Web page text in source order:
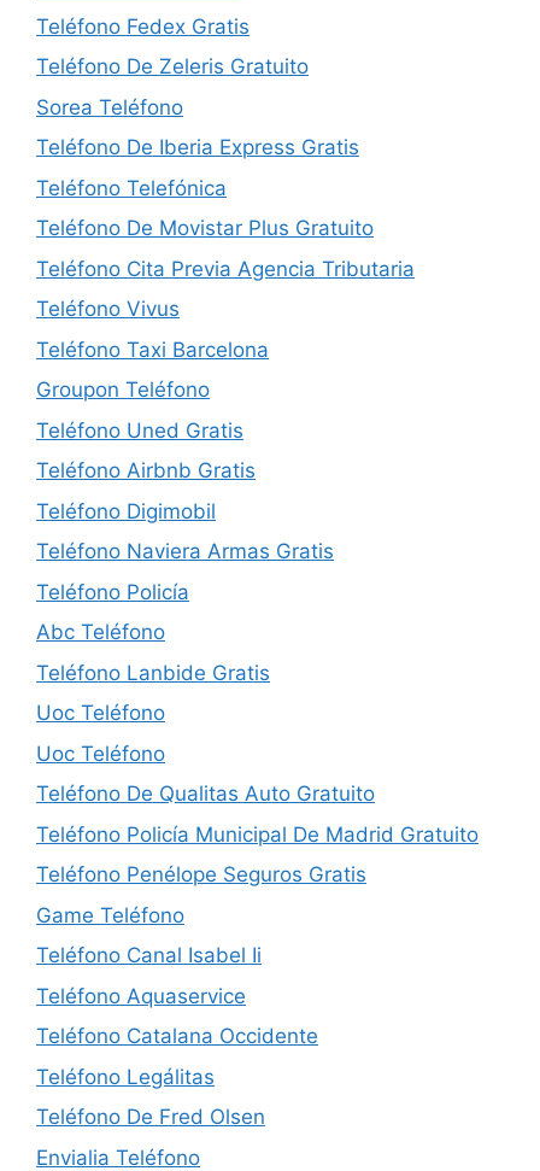
Teléfono Fedex Gratis
Teléfono De Zeleris Gratuito
Sorea Teléfono
Teléfono De Iberia Express Gratis
Teléfono Telefónica
Teléfono De Movistar Plus Gratuito
Teléfono Cita Previa Agencia Tributaria
Teléfono Vivus
Teléfono Taxi Barcelona
Groupon Teléfono
Teléfono Uned Gratis
Teléfono Airbnb Gratis
Teléfono Digimobil
Teléfono Naviera Armas Gratis
Teléfono Policía
Abc Teléfono
Teléfono Lanbide Gratis
Uoc Teléfono
Uoc Teléfono
Teléfono De Qualitas Auto Gratuito
Teléfono Policía Municipal De Madrid Gratuito
Teléfono Penélope Seguros Gratis
Game Teléfono
Teléfono Canal Isabel Ii
Teléfono Aquaservice
Teléfono Catalana Occidente
Teléfono Legálitas
Teléfono De Fred Olsen
Envialia Teléfono